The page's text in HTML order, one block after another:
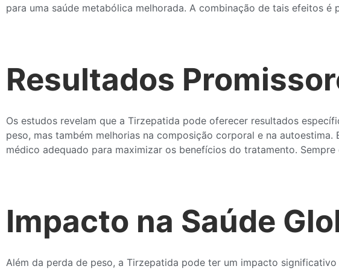
para uma saúde metabólica melhorada. A combinação de tais efeitos
Resultados
Os estudos revelam que a Tirzepatida pode oferecer resultados
peso, mas também melhorias na composição corporal e na
médico adequado para maximizar os benefícios do tratamento.
Impacto na Saúde
Além da perda de peso, a Tirzepatida pode ter um impacto